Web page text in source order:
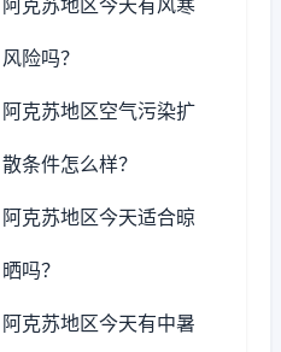
阿克苏地区今天有风寒
风险吗？
阿克苏地区空气污染扩
散条件怎么样？
阿克苏地区今天适合晾
晒吗？
阿克苏地区今天有中暑